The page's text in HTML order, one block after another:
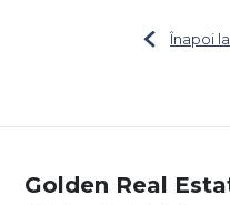
Înapoi
Golden Real